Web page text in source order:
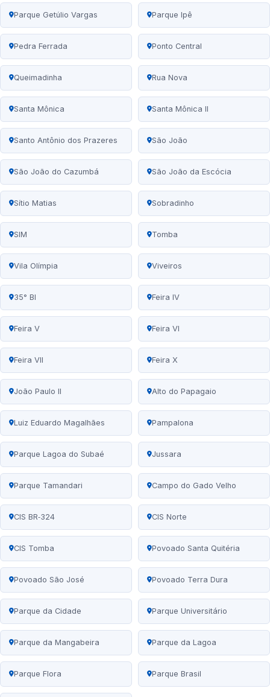
Parque Getúlio Vargas Parque Ipê
Pedra Ferrada Ponto Central
Queimadinha Rua Nova
Santa Mônica Santa Mônica II
Santo Antônio dos Prazeres São João
São João do Cazumbá São João da Escócia
Sítio Matias Sobradinho
SIM Tomba
Vila Olímpia Viveiros
35° BI Feira IV
Feira V Feira VI
Feira VII Feira X
João Paulo II Alto do Papagaio
Luiz Eduardo Magalhães Pampalona
Parque Lagoa do Subaé Jussara
Parque Tamandari Campo do Gado Velho
CIS BR‑324 CIS Norte
CIS Tomba Povoado Santa Quitéria
Povoado São José Povoado Terra Dura
Parque da Cidade Parque Universitário
Parque da Mangabeira Parque da Lagoa
Parque Flora Parque Brasil